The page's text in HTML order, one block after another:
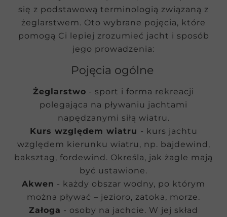
się z podstawową terminologią związaną z
żeglarstwem. Oto wybrane pojęcia, które
pomogą Ci lepiej zrozumieć jacht i sposób
jego prowadzenia:
Pojęcia ogólne
Żeglarstwo - sport i forma rekreacji
polegająca na pływaniu jachtami
napędzanymi siłą wiatru.
Kurs względem wiatru - kurs jachtu
względem kierunku wiatru, np. bajdewind,
baksztag, fordewind. Określa, jak żagle mają
być ustawione.
Akwen - każdy obszar wodny, po którym
można pływać – jezioro, zatoka, morze.
Załoga - osoby na jachcie. W jej skład